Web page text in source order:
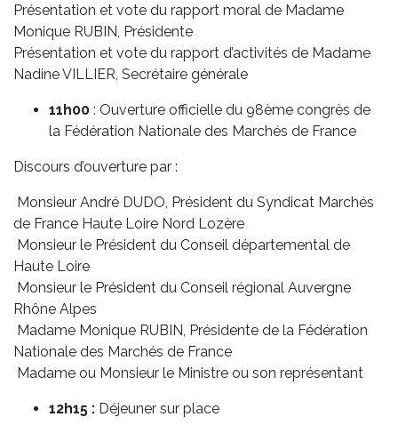
Présentation et vote du rapport moral de Madame
Monique RUBIN, Présidente
Présentation et vote du rapport d’activités de Madame
Nadine VILLIER, Secrétaire générale
11h00 : Ouverture officielle du 98ème congrès de
la Fédération Nationale des Marchés de France
Discours d’ouverture par :
Monsieur André DUDO, Président du Syndicat Marchés
de France Haute Loire Nord Lozère
Monsieur le Président du Conseil départemental de
Haute Loire
Monsieur le Président du Conseil régional Auvergne
Rhône Alpes
Madame Monique RUBIN, Présidente de la Fédération
Nationale des Marchés de France
Madame ou Monsieur le Ministre ou son représentant
12h15 : Déjeuner sur place